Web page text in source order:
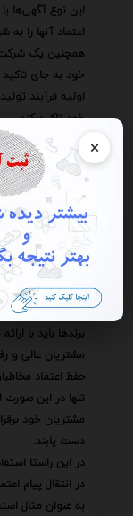
×
این نوع آگهی‌ها
اعتماد آنها را
همچنین یک شرکت
خود به جای
اولیه فرآیند
خود تاکید کند.
این شرکت
خود به مخاطبان
استانداردها
این نوع آگهی‌ها
اعتماد مخاطبان
دهند.
آگهی‌دهندگان
یک فرآیند
دست آورد.
برندها باید با
مشتریان عالی و
حفظ اعتماد
تنها در این صورت
مشتریان خود
دست یابند.
در این راستا
در انتقال پیام
به عنوان مثال